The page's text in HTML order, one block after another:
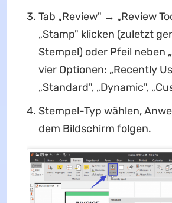
Tab „Review" → „Review
„Stamp" klicken (zuletzt
Stempel) oder Pfeil neben
vier Optionen: „Recently
„Standard", „Dynamic",
Stempel-Typ wählen,
dem Bildschirm folgen.